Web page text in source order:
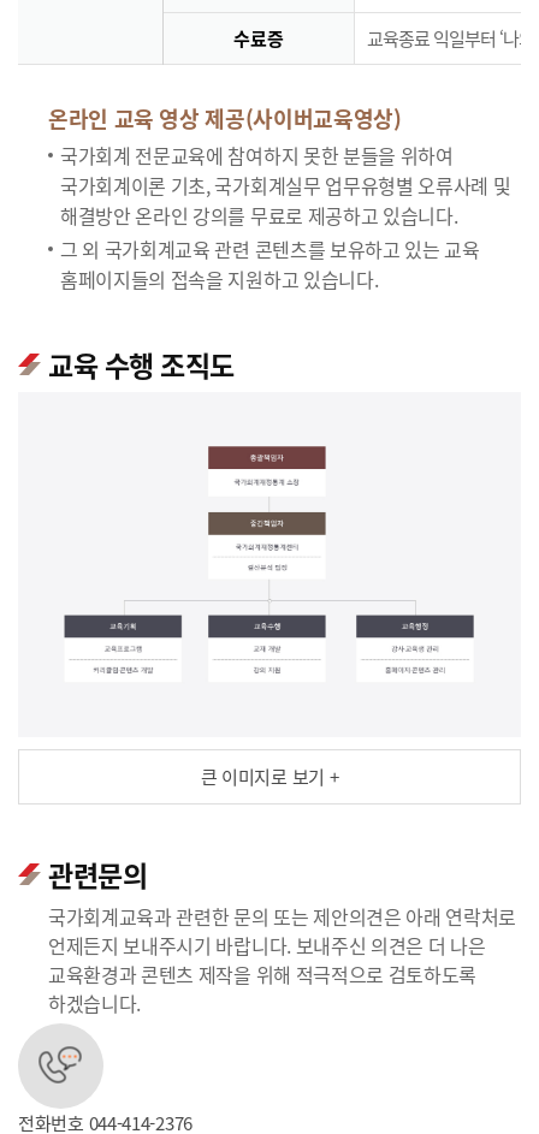
수료증 교육종료 익일부터 ‘나
온라인 교육 영상 제공(사이버교육영상)
국가회계 전문교육에 참여하지 못한 분들을 위하여
국가회계이론 기초, 국가회계실무 업무유형별 오류사례 및
해결방안 온라인 강의를 무료로 제공하고 있습니다.
그 외 국가회계교육 관련 콘텐츠를 보유하고 있는 교육
홈페이지들의 접속을 지원하고 있습니다.
교육 수행 조직도
큰 이미지로 보기 +
관련문의
국가회계교육과 관련한 문의 또는 제안의견은 아래 연락처로
언제든지 보내주시기 바랍니다. 보내주신 의견은 더 나은
교육환경과 콘텐츠 제작을 위해 적극적으로 검토하도록
하겠습니다.
전화번호 044-414-2376